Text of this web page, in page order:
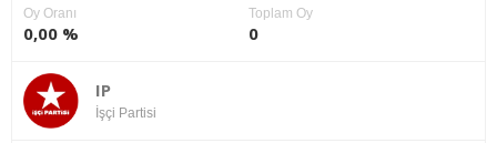
Oy Oranı
0,00 %
Toplam Oy
0
IP
İşçi Partisi